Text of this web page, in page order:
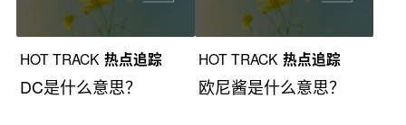
HOT TRACK 热点追踪
DC是什么意思？
HOT TRACK 热点追踪
欧尼酱是什么意思？